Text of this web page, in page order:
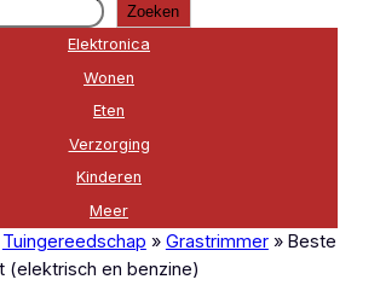
Zoeken
Elektronica
Wonen
Eten
Verzorging
Kinderen
Meer
Tuingereedschap » Grastrimmer »Beste
(elektrisch en benzine)